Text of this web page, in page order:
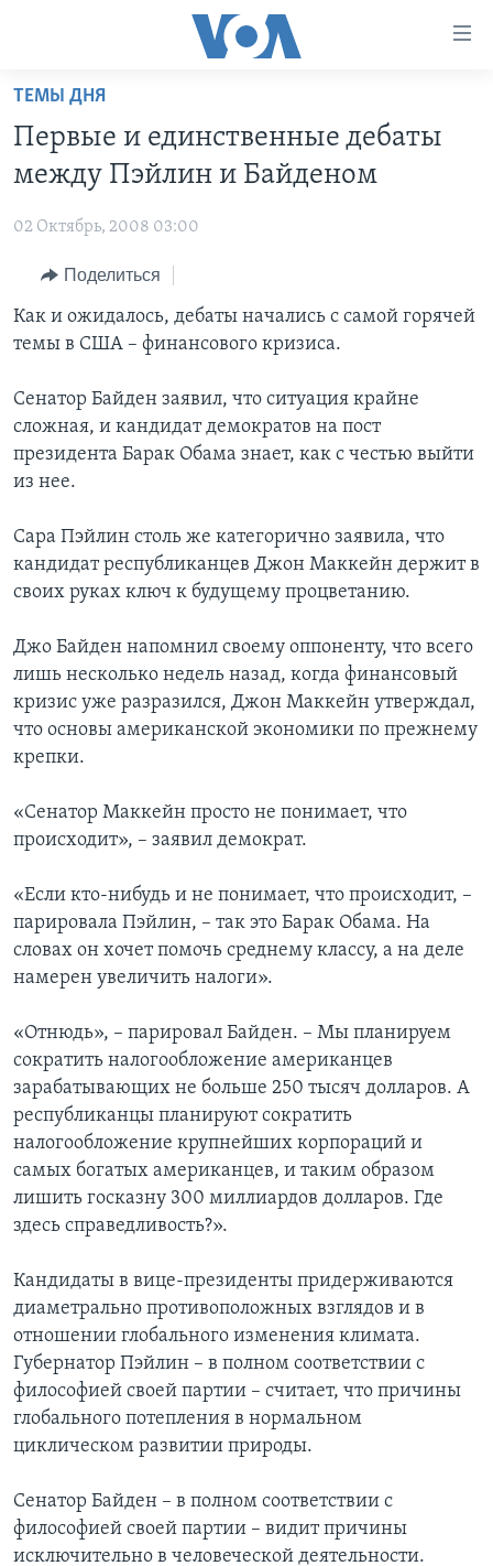
Перейти
основной
контент
навигации
Перейти
ПРОГРАММЫ
НОВОСТИ ЗА МИНУТУ
ИТОГИ
ПОЧЕМУ ЭТО ВАЖНО?
ДИСКУССИЯ VOA
ДЕТАЛИ
НЬЮ-ЙОРК NEW YORK
АМЕРИКА. БОЛЬШОЕ ПУТЕШЕСТВИЕ
ПРОЕКТЫ
УЧИМ АНГЛИЙСКИЙ
НАША АМЕРИКАНСКАЯ ИСТОРИЯ
А КАК В АМЕРИКЕ?
АМЕРИКАНСКИЕ ГОРОДКИ
ТЕСТЫ
ЭКСПЕРТИЗА
ИНТЕРВЬЮ
ФАКТЫ ПРОТИВ ФЕЙКОВ
ЗА СВОБОДУ ПРЕССЫ
УЧИМ АНГЛИЙСКИЙ
ВИДЕО
ПОДПИСКА НА НОВОСТИ
Learning English
СОЦИАЛЬНЫЕ СЕТИ
Языки
ТЕМЫ ДНЯ
Первые и единственные дебаты
между Пэйлин и Байденом
02 Октябрь, 2008 03:00
Поделиться
Как и ожидалось, дебаты начались с самой горячей
темы в США – финансового кризиса.
Сенатор Байден заявил, что ситуация крайне
сложная, и кандидат демократов на пост
президента Барак Обама знает, как с честью выйти
из нее.
Сара Пэйлин столь же категорично заявила, что
кандидат республиканцев Джон Маккейн держит в
своих руках ключ к будущему процветанию.
Джо Байден напомнил своему оппоненту, что всего
лишь несколько недель назад, когда финансовый
кризис уже разразился, Джон Маккейн утверждал,
что основы американской экономики по прежнему
крепки.
«Сенатор Маккейн просто не понимает, что
происходит», – заявил демократ.
«Если кто-нибудь и не понимает, что происходит, –
парировала Пэйлин, – так это Барак Обама. На
словах он хочет помочь среднему классу, а на деле
намерен увеличить налоги».
«Отнюдь», – парировал Байден. – Мы планируем
сократить налогообложение американцев
зарабатывающих не больше 250 тысяч долларов. А
республиканцы планируют сократить
налогообложение крупнейших корпораций и
самых богатых американцев, и таким образом
лишить госказну 300 миллиардов долларов. Где
здесь справедливость?».
Кандидаты в вице-президенты придерживаются
диаметрально противоположных взглядов и в
отношении глобального изменения климата.
Губернатор Пэйлин – в полном соответствии с
философией своей партии – считает, что причины
глобального потепления в нормальном
циклическом развитии природы.
Сенатор Байден – в полном соответствии с
философией своей партии – видит причины
исключительно в человеческой деятельности.